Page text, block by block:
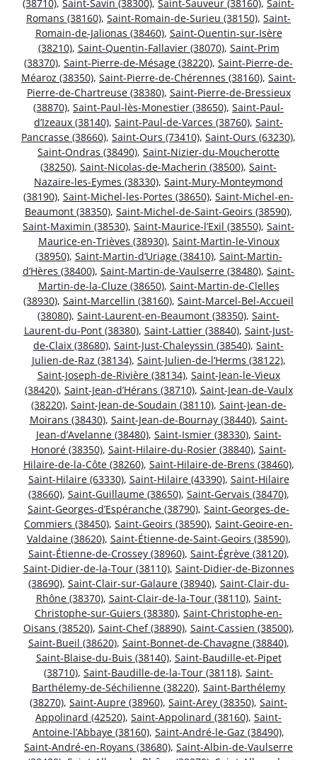
(38710), Saint-Savin (38300), Saint-Sauveur (38160), Saint-
Romans (38160), Saint-Romain-de-Surieu (38150), Saint-
Romain-de-Jalionas (38460), Saint-Quentin-sur-Isère
(38210), Saint-Quentin-Fallavier (38070), Saint-Prim
(38370), Saint-Pierre-de-Mésage (38220), Saint-Pierre-de-
Méaroz (38350), Saint-Pierre-de-Chérennes (38160), Saint-
Pierre-de-Chartreuse (38380), Saint-Pierre-de-Bressieux
(38870), Saint-Paul-lès-Monestier (38650), Saint-Paul-
d’Izeaux (38140), Saint-Paul-de-Varces (38760), Saint-
Pancrasse (38660), Saint-Ours (73410), Saint-Ours (63230),
Saint-Ondras (38490), Saint-Nizier-du-Moucherotte
(38250), Saint-Nicolas-de-Macherin (38500), Saint-
Nazaire-les-Eymes (38330), Saint-Mury-Monteymond
(38190), Saint-Michel-les-Portes (38650), Saint-Michel-en-
Beaumont (38350), Saint-Michel-de-Saint-Geoirs (38590),
Saint-Maximin (38530), Saint-Maurice-l’Exil (38550), Saint-
Maurice-en-Trièves (38930), Saint-Martin-le-Vinoux
(38950), Saint-Martin-d’Uriage (38410), Saint-Martin-
d’Hères (38400), Saint-Martin-de-Vaulserre (38480), Saint-
Martin-de-la-Cluze (38650), Saint-Martin-de-Clelles
(38930), Saint-Marcellin (38160), Saint-Marcel-Bel-Accueil
(38080), Saint-Laurent-en-Beaumont (38350), Saint-
Laurent-du-Pont (38380), Saint-Lattier (38840), Saint-Just-
de-Claix (38680), Saint-Just-Chaleyssin (38540), Saint-
Julien-de-Raz (38134), Saint-Julien-de-l’Herms (38122),
Saint-Joseph-de-Rivière (38134), Saint-Jean-le-Vieux
(38420), Saint-Jean-d’Hérans (38710), Saint-Jean-de-Vaulx
(38220), Saint-Jean-de-Soudain (38110), Saint-Jean-de-
Moirans (38430), Saint-Jean-de-Bournay (38440), Saint-
Jean-d’Avelanne (38480), Saint-Ismier (38330), Saint-
Honoré (38350), Saint-Hilaire-du-Rosier (38840), Saint-
Hilaire-de-la-Côte (38260), Saint-Hilaire-de-Brens (38460),
Saint-Hilaire (63330), Saint-Hilaire (43390), Saint-Hilaire
(38660), Saint-Guillaume (38650), Saint-Gervais (38470),
Saint-Georges-d’Espéranche (38790), Saint-Georges-de-
Commiers (38450), Saint-Geoirs (38590), Saint-Geoire-en-
Valdaine (38620), Saint-Étienne-de-Saint-Geoirs (38590),
Saint-Étienne-de-Crossey (38960), Saint-Égrève (38120),
Saint-Didier-de-la-Tour (38110), Saint-Didier-de-Bizonnes
(38690), Saint-Clair-sur-Galaure (38940), Saint-Clair-du-
Rhône (38370), Saint-Clair-de-la-Tour (38110), Saint-
Christophe-sur-Guiers (38380), Saint-Christophe-en-
Oisans (38520), Saint-Chef (38890), Saint-Cassien (38500),
Saint-Bueil (38620), Saint-Bonnet-de-Chavagne (38840),
Saint-Blaise-du-Buis (38140), Saint-Baudille-et-Pipet
(38710), Saint-Baudille-de-la-Tour (38118), Saint-
Barthélemy-de-Séchilienne (38220), Saint-Barthélemy
(38270), Saint-Aupre (38960), Saint-Arey (38350), Saint-
Appolinard (42520), Saint-Appolinard (38160), Saint-
Antoine-l’Abbaye (38160), Saint-André-le-Gaz (38490),
Saint-André-en-Royans (38680), Saint-Albin-de-Vaulserre